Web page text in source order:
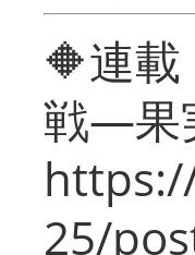
🔶連
戦―果
25/